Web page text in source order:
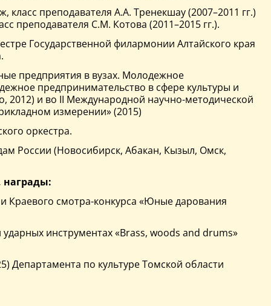
преподавателя А.А. Тренекшау (2007–2011 гг.)
преподавателя С.М. Котова (2011–2015 гг.).
Государственной филармонии Алтайского края
предприятия в вузах. Молодежное
предпринимательство в сфере культуры и
2012) и во II Международной научно-методической
измерении» (2015)
оркестра.
России (Новосибирск, Абакан, Кызыл, Омск,
награды:
Краевого смотра-конкурса «Юные дарования
инструментах «Brass, woods and drums»
Департамента по культуре Томской области